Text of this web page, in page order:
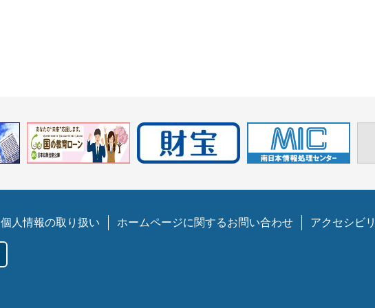
個人情報の取り扱い ホームページに関するお問い合わせ アクセシビ